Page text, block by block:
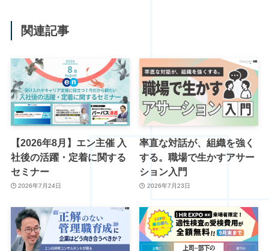
関連記事
【2026年8月】エン主催 入
社後の活躍・定着に関する
セミナー
2026年7月24日
率直な対話が、組織を強く
する。職場で生かすアサー
ション入門
2026年7月23日